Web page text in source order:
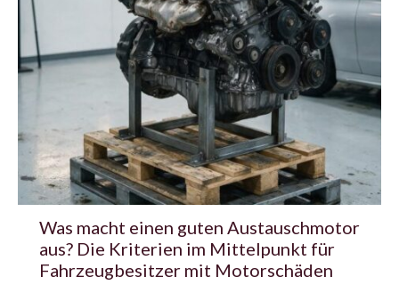
Was macht einen guten Austauschmotor
aus? Die Kriterien im Mittelpunkt für
Fahrzeugbesitzer mit Motorschäden